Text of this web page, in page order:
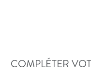
COMPLÉTER